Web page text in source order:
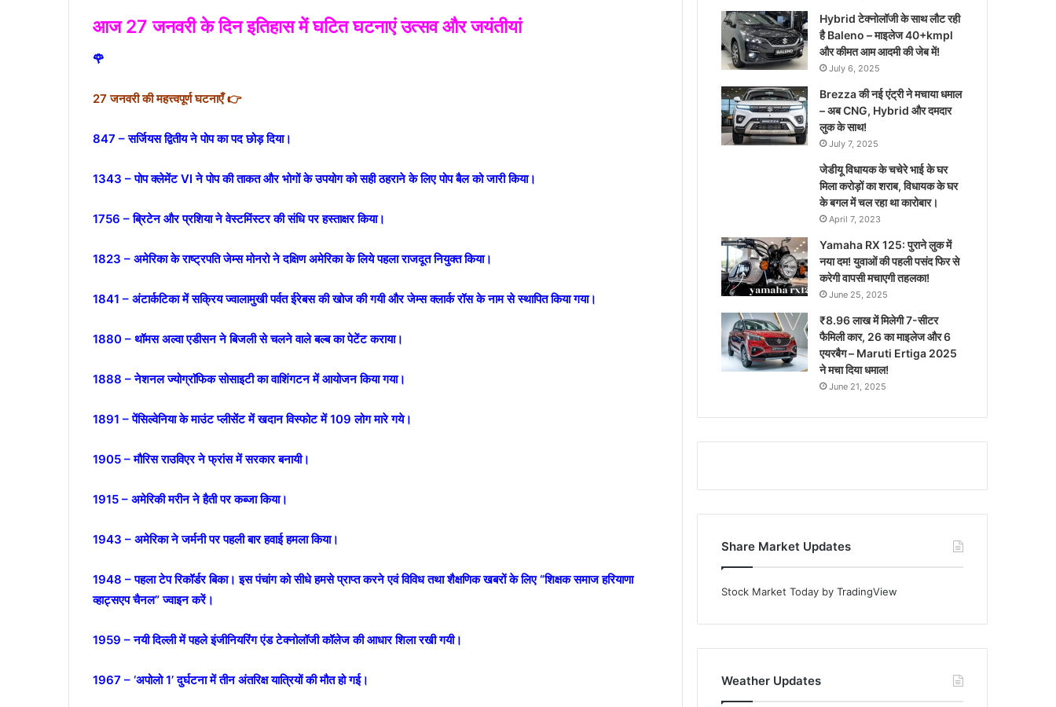
आज 27 जनवरी के दिन इतिहास में घटित घटनाएं उत्सव और जयंतीयां
🌹
27 जनवरी की महत्त्वपूर्ण घटनाएँ 👉
847 – सर्जियस द्वितीय ने पोप का पद छोड़ दिया।
1343 – पोप क्लेमेंट VI ने पोप की ताकत और भोगों के उपयोग को सही ठहराने के लिए पोप बैल को जारी किया।
1756 – ब्रिटेन और प्रशिया ने वेस्टमिंस्टर की संधि पर हस्ताक्षर किया।
1823 – अमेरिका के राष्ट्रपति जेम्स मोनरो ने दक्षिण अमेरिका के लिये पहला राजदूत नियुक्त किया।
1841 – अंटार्कटिका में सक्रिय ज्वालामुखी पर्वत ईरेबस की खोज की गयी और जेम्स क्लार्क रॉस के नाम से स्थापित किया गया।
1880 – थॉमस अल्वा एडीसन ने बिजली से चलने वाले बल्ब का पेटेंट कराया।
1888 – नेशनल ज्योग्राॅफिक सोसाइटी का वाशिंगटन में आयोजन किया गया।
1891 – पेंसिल्वेनिया के माउंट प्लीसेंट में खदान विस्फोट में 109 लोग मारे गये।
1905 – मौरिस राउविएर ने फ्रांस में सरकार बनायी।
1915 – अमेरिकी मरीन ने हैती पर कब्जा किया।
1943 – अमेरिका ने जर्मनी पर पहली बार हवाई हमला किया।
1948 – पहला टेप रिकॉर्डर बिका। इस पंचांग को सीधे हमसे प्राप्त करने एवं विविध तथा शैक्षणिक खबरों के लिए “शिक्षक समाज हरियाणा
व्हाट्सएप चैनल” ज्वाइन करें।
1959 – नयी दिल्ली में पहले इंजीनियरिंग एंड टेक्नोलॉजी कॉलेज की आधार शिला रखी गयी।
1967 – ‘अपोलो 1’ दुर्घटना में तीन अंतरिक्ष यात्रियों की मौत हो गई।
Hybrid टेक्नोलॉजी के साथ लौट रही
है Baleno – माइलेज 40+kmpl
और कीमत आम आदमी की जेब में!
July 6, 2025
Brezza की नई एंट्री ने मचाया धमाल
– अब CNG, Hybrid और दमदार
लुक के साथ!
July 7, 2025
जेडीयू विधायक के चचेरे भाई के घर
मिला करोड़ों का शराब, विधायक के घर
के बगल में चल रहा था कारोबार।
April 7, 2023
Yamaha RX 125: पुराने लुक में
नया दम! युवाओं की पहली पसंद फिर से
करेगी वापसी मचाएगी तहलका!
June 25, 2025
₹8.96 लाख में मिलेगी 7-सीटर
फैमिली कार, 26 का माइलेज और 6
एयरबैग – Maruti Ertiga 2025
ने मचा दिया धमाल!
June 21, 2025
Share Market Updates
Stock Market Today by TradingView
Weather Updates